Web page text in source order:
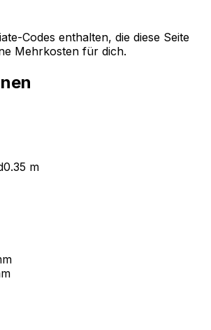
Codes enthalten, die diese Seite
Mehrkosten für dich.
0.35 m